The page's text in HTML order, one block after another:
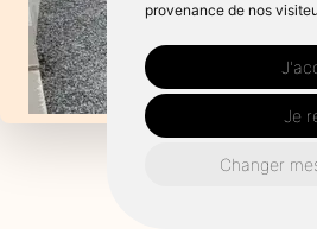
provenance de nos
Je
Changer